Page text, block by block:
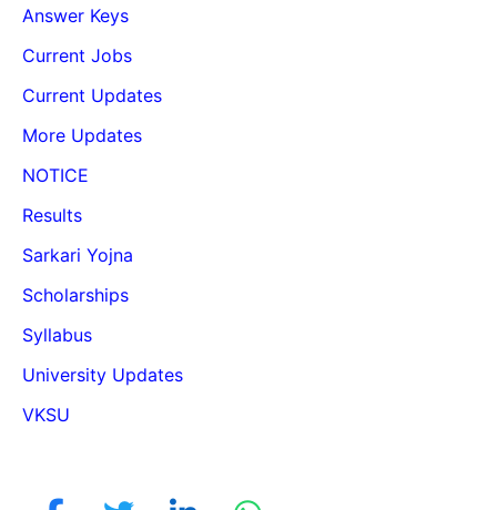
Answer Keys
Current Jobs
Current Updates
More Updates
NOTICE
Results
Sarkari Yojna
Scholarships
Syllabus
University Updates
VKSU